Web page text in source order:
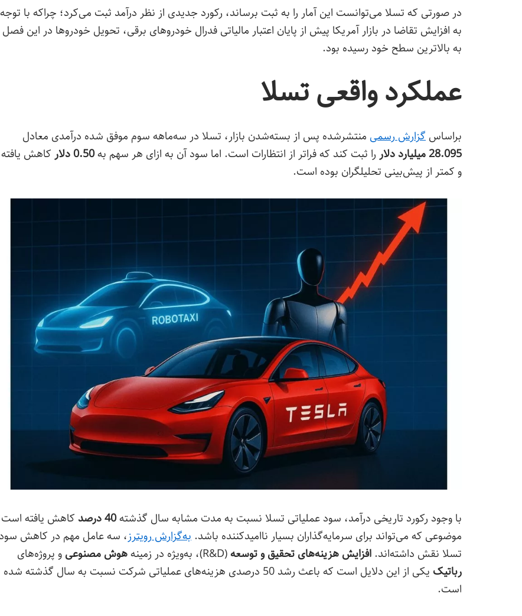
در صورتی که تسلا می‌توانست این آمار را به ثبت برساند، رکورد جدیدی از نظر درآمد ثبت می‌کرد؛ چراکه با توجه
به افزایش تقاضا در بازار آمریکا پیش از پایان اعتبار مالیاتی فدرال خودروهای برقی، تحویل خودروها در این فصل
به بالاترین سطح خود رسیده بود.
عملکرد واقعی تسلا
براساس گزارش رسمی منتشرشده پس از بسته‌شدن بازار، تسلا در سه‌ماهه سوم موفق شده درآمدی معادل
28.095 میلیارد دلار
را ثبت کند که فراتر از انتظارات است. اما سود آن به ازای هر سهم به0.50 دلار
کاهش یافته
و کمتر از پیش‌بینی تحلیلگران بوده است.
با وجود رکورد تاریخی درآمد، سود عملیاتی تسلا نسبت به مدت مشابه سال گذشته40 درصد
کاهش یافته
موضوعی که می‌تواند برای سرمایه‌گذاران بسیار ناامیدکننده باشد. به‌گزارش رویترز، سه عامل مهم در کاهش سود
تسلا نقش داشته‌اند. افزایش هزینه‌های تحقیق و توسعه(R&D)، به‌ویژه در زمینه هوش مصنوعی و پروژه‌های
رباتیک
یکی از این دلایل است که باعث رشد 50 درصدی هزینه‌های عملیاتی شرکت نسبت به سال گذشته شده
است.